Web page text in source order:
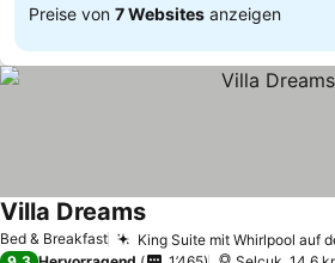
Preise von 7 Websites anzeigen
Bed & Breakfast King Suite mit Whirlpool auf
Villa DreamsPreise sehen